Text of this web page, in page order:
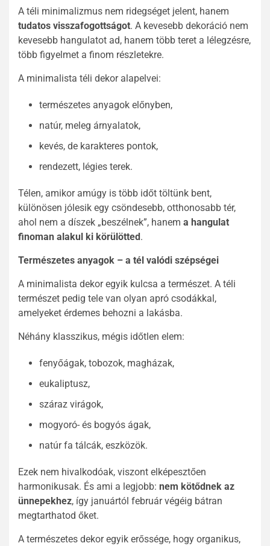
A téli minimalizmus nem ridegséget jelent, hanem
tudatos visszafogottságot. A kevesebb dekoráció nem
kevesebb hangulatot ad, hanem több teret a lélegzésre,
több figyelmet a finom részletekre.
A minimalista téli dekor alapelvei:
természetes anyagok előnyben,
natúr, meleg árnyalatok,
kevés, de karakteres pontok,
rendezett, légies terek.
Télen, amikor amúgy is több időt töltünk bent,
különösen jólesik egy csöndesebb, otthonosabb tér,
ahol nem a díszek „beszélnek”, hanem a hangulat
finoman alakul ki körülötted.
Természetes anyagok – a tél valódi szépségei
A minimalista dekor egyik kulcsa a természet. A téli
természet pedig tele van olyan apró csodákkal,
amelyeket érdemes behozni a lakásba.
Néhány klasszikus, mégis időtlen elem:
fenyőágak, tobozok, magházak,
eukaliptusz,
száraz virágok,
mogyoró- és bogyós ágak,
natúr fa tálcák, eszközök.
Ezek nem hivalkodóak, viszont elképesztően
harmonikusak. És ami a legjobb: nem kötődnek az
ünnepekhez, így januártól február végéig bátran
megtarthatod őket.
A természetes dekor egyik erőssége, hogy organikus,